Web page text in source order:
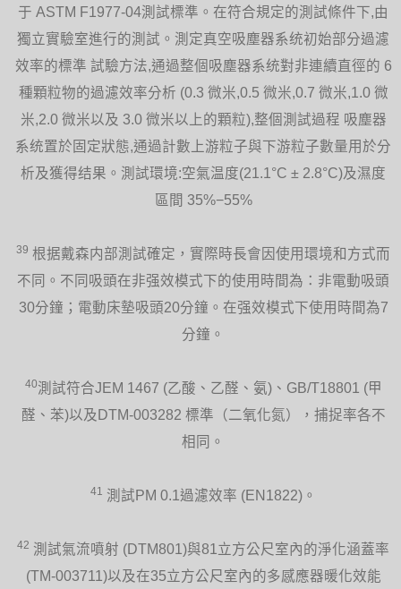
于 ASTM F1977-04測試標準。在符合規定的測試條件下,由
獨立實驗室進行的測試。測定真空吸塵器系统初始部分過濾
效率的標準 試驗方法,通過整個吸塵器系统對非連續直徑的 6
種顆粒物的過濾效率分析 (0.3 微米,0.5 微米,0.7 微米,1.0 微
米,2.0 微米以及 3.0 微米以上的顆粒),整個測試過程 吸塵器
系统置於固定狀態,通過計數上游粒子與下游粒子數量用於分
析及獲得结果。測試環境:空氣温度(21.1°C ± 2.8°C)及濕度
區間 35%−55%
39 根据戴森内部測試確定，實際時長會因使用環境和方式而
不同。不同吸頭在非强效模式下的使用時間為：非電動吸頭
30分鐘；電動床墊吸頭20分鐘。在强效模式下使用時間為7
分鐘。
40測試符合JEM 1467 (乙酸、乙醛、氨)、GB/T18801 (甲
醛、苯)以及DTM-003282 標準（二氧化氮），捕捉率各不
相同。
41 測試PM 0.1過濾效率 (EN1822)。
42 測試氣流噴射 (DTM801)與81立方公尺室內的淨化涵蓋率
(TM-003711)以及在35立方公尺室內的多感應器暖化效能